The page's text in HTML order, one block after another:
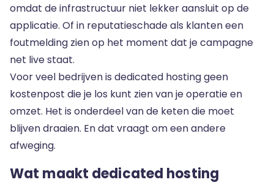
omdat de infrastructuur niet lekker aansluit op de
applicatie. Of in reputatieschade als klanten een
foutmelding zien op het moment dat je campagne
net live staat.
Voor veel bedrijven is dedicated hosting geen
kostenpost die je los kunt zien van je operatie en
omzet. Het is onderdeel van de keten die moet
blijven draaien. En dat vraagt om een andere
afweging.
Wat maakt dedicated hosting